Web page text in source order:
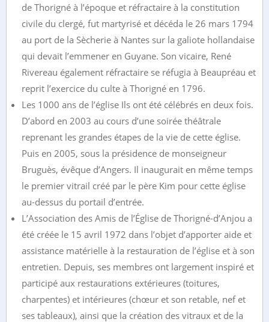
de Thorigné à l’époque et réfractaire à la constitution
civile du clergé, fut martyrisé et décéda le 26 mars 1794
au port de la Sècherie à Nantes sur la galiote hollandaise
qui devait l’emmener en Guyane. Son vicaire, René
Rivereau également réfractaire se réfugia à Beaupréau et
reprit l’exercice du culte à Thorigné en 1796.
Les 1000 ans de l’église Ils ont été célébrés en deux fois.
D’abord en 2003 au cours d’une soirée théâtrale
reprenant les grandes étapes de la vie de cette église.
Puis en 2005, sous la présidence de monseigneur
Bruguès, évêque d’Angers. Il inaugurait en même temps
le premier vitrail créé par le père Kim pour cette église
au-dessus du portail d’entrée.
L’Association des Amis de l’Église de Thorigné-d’Anjou a
été créée le 15 avril 1972 dans l’objet d’apporter aide et
assistance matérielle à la restauration de l’église et à son
entretien. Depuis, ses membres ont largement inspiré et
participé aux restaurations extérieures (toitures,
charpentes) et intérieures (chœur et son retable, nef et
ses tableaux), ainsi que la création des vitraux et de la